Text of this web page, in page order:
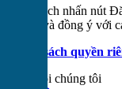
Bằng cách nhấn nút
đã đọc và đồng ý với
Chính sách quyền
Theo dõi chúng tôi